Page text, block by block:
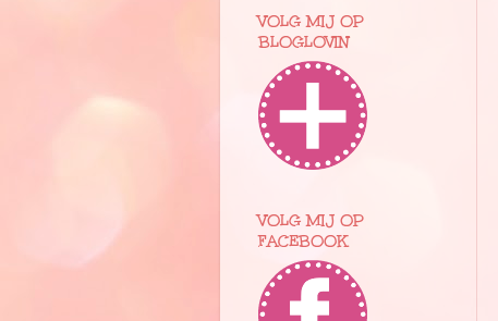
VOLG MIJ OP
BLOGLOVIN
VOLG MIJ OP
FACEBOOK